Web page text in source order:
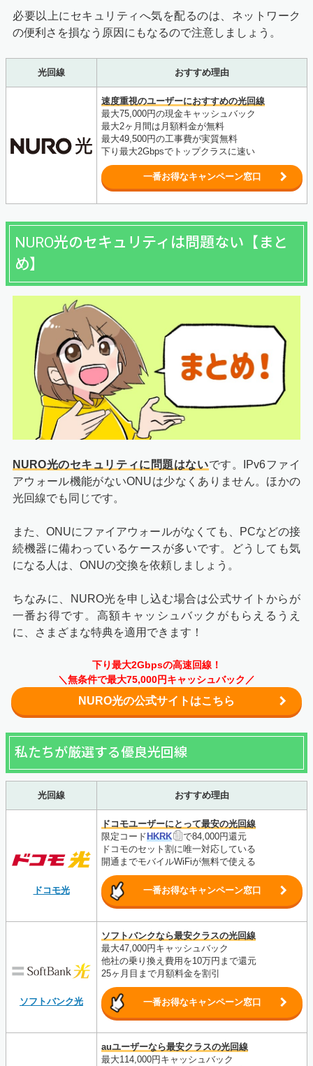
必要以上にセキュリティへ気を配るのは、ネットワーク
の便利さを損なう原因にもなるので注意しましょう。
光回線 おすすめ理由
速度重視のユーザーにおすすめの光回線
最大75,000円の現金キャッシュバック
最大2ヶ月間は月額料金が無料
最大49,500円の工事費が実質無料
下り最大2Gbpsでトップクラスに速い
一番お得なキャンペーン窓口
NURO光のセキュリティは問題ない【まと
め】
NURO光のセキュリティに問題はないです。IPv6ファイ
アウォール機能がないONUは少なくありません。ほかの
光回線でも同じです。
また、ONUにファイアウォールがなくても、PCなどの接
続機器に備わっているケースが多いです。どうしても気
になる人は、ONUの交換を依頼しましょう。
ちなみに、NURO光を申し込む場合は公式サイトからが
一番お得です。高額キャッシュバックがもらえるうえ
に、さまざまな特典を適用できます！
下り最大2Gbpsの高速回線！
＼無条件で最大75,000円キャッシュバック／
NURO光の公式サイトはこちら
私たちが厳選する優良光回線
光回線 おすすめ理由
ドコモ光
ドコモユーザーにとって最安の光回線
限定コードHKRK
で84,000円還元
ドコモのセット割に唯一対応している
開通までモバイルWiFiが無料で使える
一番お得なキャンペーン窓口
ソフトバンク光
ソフトバンクなら最安クラスの光回線
最大47,000円キャッシュバック
他社の乗り換え費用を10万円まで還元
25ヶ月目まで月額料金を割引
一番お得なキャンペーン窓口
auユーザーなら最安クラスの光回線
最大114,000円キャッシュバック